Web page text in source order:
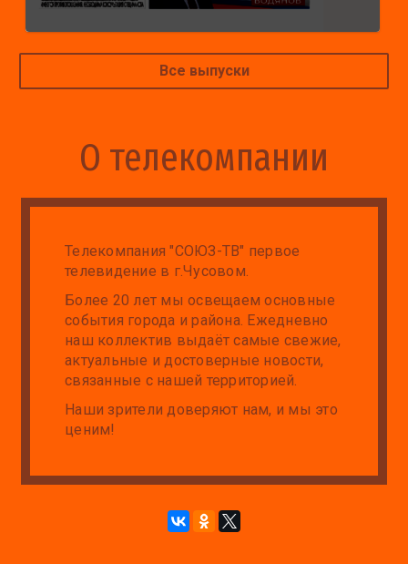
Все выпуски
О телекомпании
Телекомпания "СОЮЗ-ТВ" первое
телевидение в г.Чусовом.
Более 20 лет мы освещаем основные
события города и района. Ежедневно
наш коллектив выдаёт самые свежие,
актуальные и достоверные новости,
связанные с нашей территорией.
Наши зрители доверяют нам, и мы это
ценим!